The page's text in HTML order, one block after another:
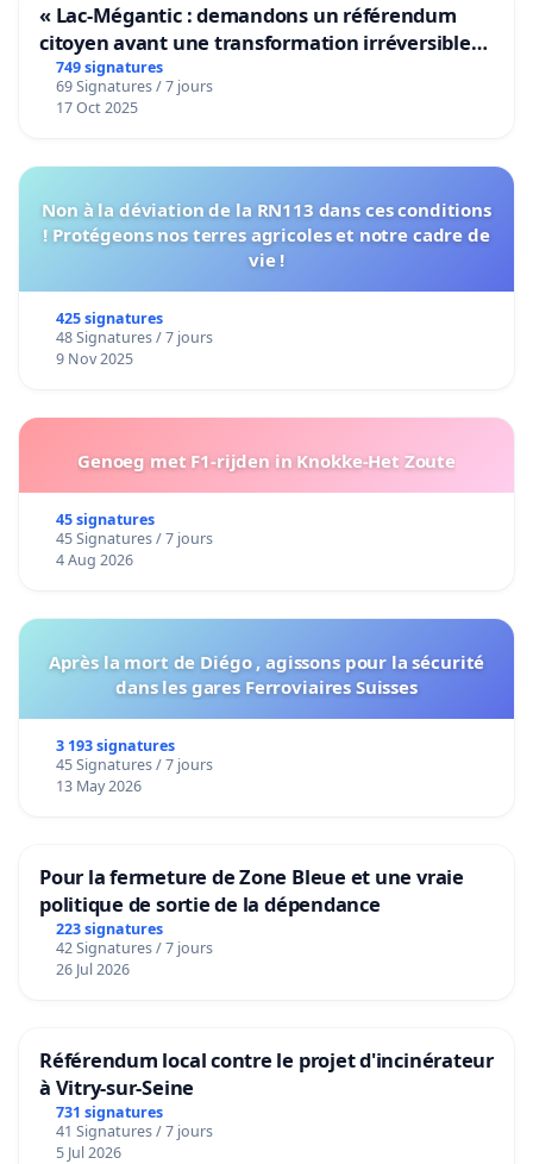
« Lac-Mégantic : demandons un référendum
citoyen avant une transformation irréversible
de notre territoire »
749 signatures
69 Signatures / 7 jours
17 Oct 2025
Non à la déviation de la RN113 dans ces conditions
! Protégeons nos terres agricoles et notre cadre de
vie !
425 signatures
48 Signatures / 7 jours
9 Nov 2025
Genoeg met F1-rijden in Knokke-Het Zoute
45 signatures
45 Signatures / 7 jours
4 Aug 2026
Après la mort de Diégo , agissons pour la sécurité
dans les gares Ferroviaires Suisses
3 193 signatures
45 Signatures / 7 jours
13 May 2026
Pour la fermeture de Zone Bleue et une vraie
politique de sortie de la dépendance
223 signatures
42 Signatures / 7 jours
26 Jul 2026
Référendum local contre le projet d'incinérateur
à Vitry-sur-Seine
731 signatures
41 Signatures / 7 jours
5 Jul 2026